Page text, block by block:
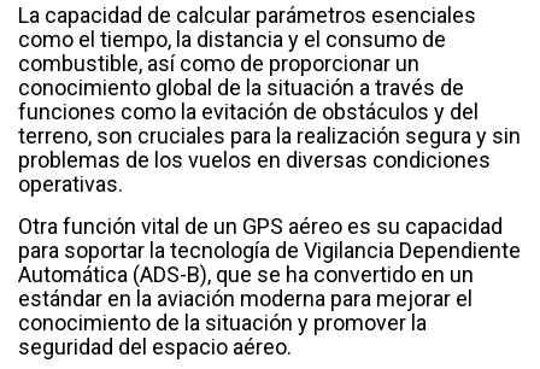
La capacidad de calcular parámetros esenciales
como el tiempo, la distancia y el consumo de
combustible, así como de proporcionar un
conocimiento global de la situación a través de
funciones como la evitación de obstáculos y del
terreno, son cruciales para la realización segura y sin
problemas de los vuelos en diversas condiciones
operativas.
Otra función vital de un GPS aéreo es su capacidad
para soportar la tecnología de Vigilancia Dependiente
Automática (ADS-B), que se ha convertido en un
estándar en la aviación moderna para mejorar el
conocimiento de la situación y promover la
seguridad del espacio aéreo.